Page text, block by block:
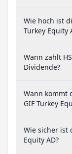
Wie hoch ist
Turkey Equity
Wann zahlt
Dividende?
Wann kommt
GIF Turkey
Wie sicher ist
Equity AD?